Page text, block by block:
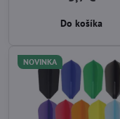
Do košíka
NOVINKA